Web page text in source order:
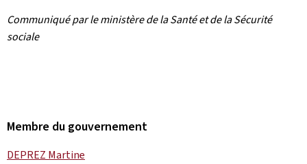
Communiqué par le ministère de la Santé et de la Sécurité
sociale
Membre du gouvernement
DEPREZ Martine